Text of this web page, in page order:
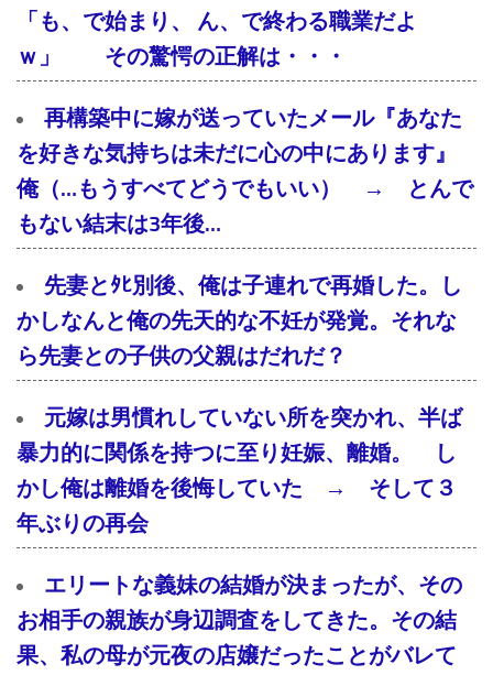
「も、で始まり、 ん、で終わる職業だよ
ｗ」 その驚愕の正解は・・・
再構築中に嫁が送っていたメール『あなた
を好きな気持ちは未だに心の中にあります』
俺（…もうすべてどうでもいい） → とんで
もない結末は3年後…
先妻とﾀﾋ別後、俺は子連れで再婚した。し
かしなんと俺の先天的な不妊が発覚。それな
ら先妻との子供の父親はだれだ？
元嫁は男慣れしていない所を突かれ、半ば
暴力的に関係を持つに至り妊娠、離婚。 し
かし俺は離婚を後悔していた → そして３
年ぶりの再会
エリートな義妹の結婚が決まったが、その
お相手の親族が身辺調査をしてきた。その結
果、私の母が元夜の店嬢だったことがバレて